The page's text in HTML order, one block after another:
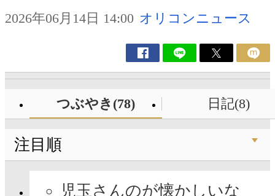
2026年06月14日 14:00 オリコンニュース
つぶやき(78) 日記(8)
注目順
児玉さんのが懐かしいな